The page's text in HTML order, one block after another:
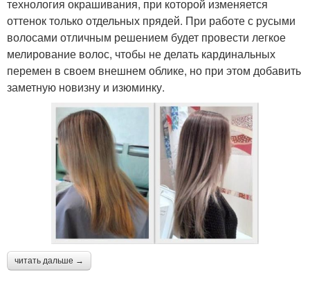
технология окрашивания, при которой изменяется
оттенок только отдельных прядей. При работе с русыми
волосами отличным решением будет провести легкое
мелирование волос, чтобы не делать кардинальных
перемен в своем внешнем облике, но при этом добавить
заметную новизну и изюминку.
читать дальше →